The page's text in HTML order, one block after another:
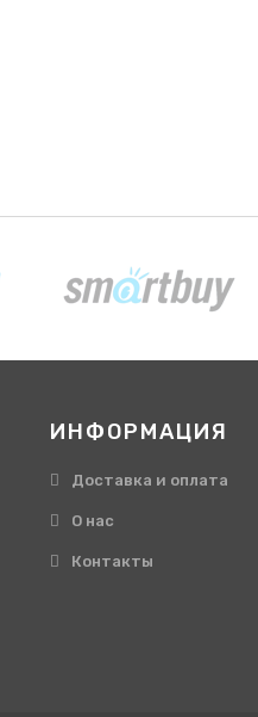
ИНФОРМАЦИЯ
Доставка и оплата
О нас
Контакты